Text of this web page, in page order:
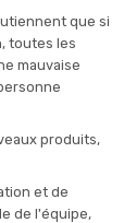
que si
toutes les
mauvaise
produits,
et de
de l'équipe,